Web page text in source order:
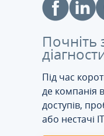
Почніть
Під час
де компанія
доступів,
або нестачі